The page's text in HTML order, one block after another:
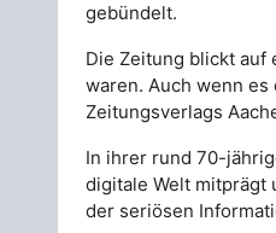
gebündelt.
Die Zeitung blickt auf
waren. Auch wenn
Zeitungsverlags
In ihrer rund 70-
digitale Welt mitprägt
der seriösen